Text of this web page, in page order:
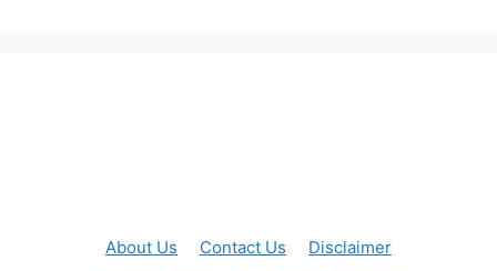
About Us Contact Us
Disclaimer